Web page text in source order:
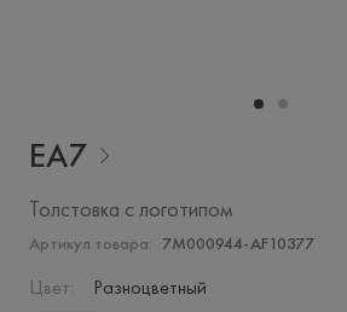
EA7
Толстовка с логотипом
Артикул товара: 7M000944-AF10377
Цвет: Разноцветный